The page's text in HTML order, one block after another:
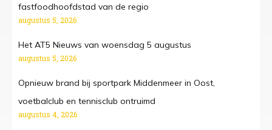
fastfoodhoofdstad van de regio
augustus 5, 2026
Het AT5 Nieuws van woensdag 5 augustus
augustus 5, 2026
Opnieuw brand bij sportpark Middenmeer in Oost,
voetbalclub en tennisclub ontruimd
augustus 4, 2026